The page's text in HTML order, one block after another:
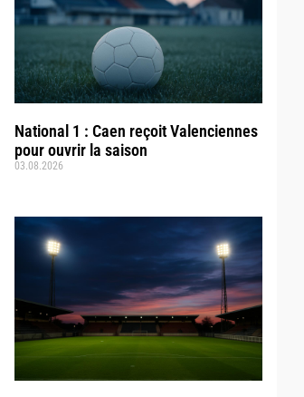
National 1 : Caen reçoit Valenciennes
pour ouvrir la saison
03.08.2026